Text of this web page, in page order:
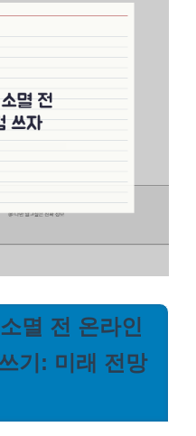
멸 전 온라인
기: 미래 전망